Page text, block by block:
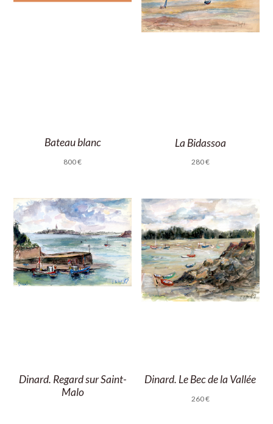
Bateau blanc
800€
La Bidassoa
280€
Dinard. Regard sur Saint-
Malo
Dinard. Le Bec de la Vallée
260€